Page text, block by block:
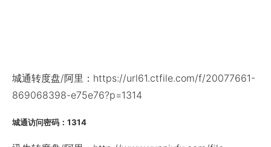
城通转度盘/阿里：https://url61.ctfile.com/f/20077661-
869068398-e75e76?p=1314
城通访问密码：1314